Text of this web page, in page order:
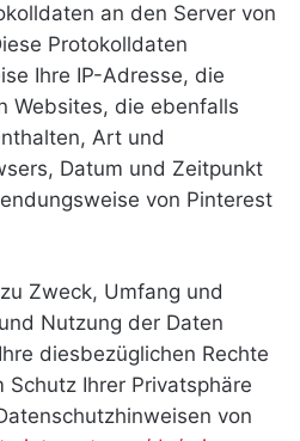
an den Server von
Protokolldaten
Ihre IP-Adresse, die
Websites, die ebenfalls
Art und
Datum und Zeitpunkt
von Pinterest
Zweck, Umfang und
Nutzung der Daten
diesbezüglichen Rechte
Ihrer Privatsphäre
von